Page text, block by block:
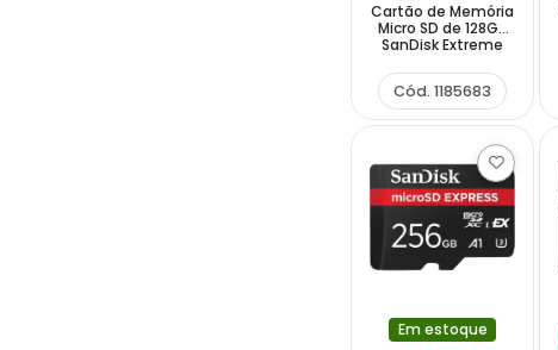
Cartão de Memória
Micro SD de 128GB
SanDisk Extreme
GN6MA - Vermelho
Dourado
Cód. 1185683
Em estoque